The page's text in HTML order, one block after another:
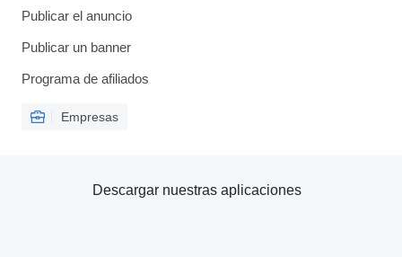
Publicar el anuncio
Publicar un banner
Programa de afiliados
Empresas
Descargar nuestras aplicaciones